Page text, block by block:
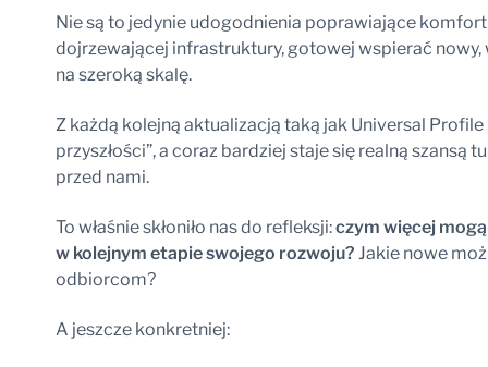
Nie są to jedynie udogodnienia poprawiające
dojrzewającej infrastruktury, gotowej wspierać
na szeroką skalę.
Z każdą kolejną aktualizacją taką jak Universal Profile
przyszłości”, a coraz bardziej staje się realną szansą
przed nami.
To właśnie skłoniło nas do refleksji:czym więcej
w kolejnym etapie swojego rozwoju? Jakie nowe
odbiorcom?
A jeszcze konkretniej: